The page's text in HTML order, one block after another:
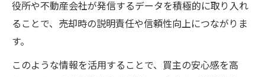
役所や不動産会社が発信するデータを積極的に取り入れ
ることで、売却時の説明責任や信頼性向上につながりま
す。
このような情報を活用することで、買主の安心感を高